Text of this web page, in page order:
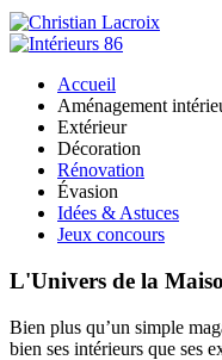
Accueil
Aménagement
Extérieur
Décoration
Rénovation
Évasion
Idées & Astuces
Jeux concours
L'Univers de la
Bien plus qu’un simple
bien ses intérieurs que ses